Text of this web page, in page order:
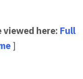
viewed here: Full
]